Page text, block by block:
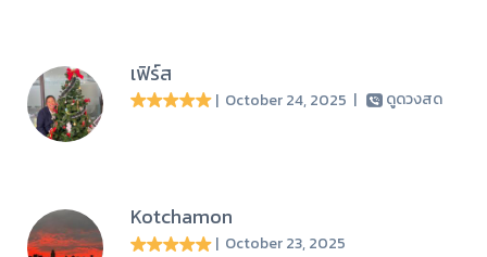
เฟิร์ส
| October 24, 2025 | ดูดวงสด
Kotchamon
| October 23, 2025